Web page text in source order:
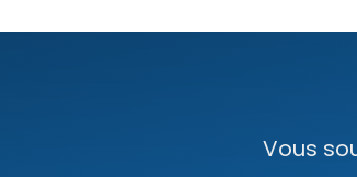
Vous